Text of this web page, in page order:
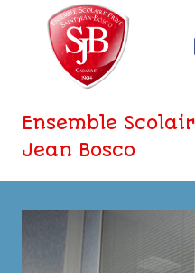
contenu
Ensemble
Jean Bosco